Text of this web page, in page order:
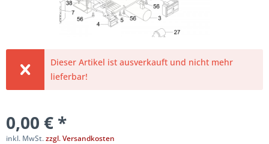
Dieser Artikel ist ausverkauft und nicht mehr
lieferbar!
0,00 € *
inkl. MwSt.zzgl. Versandkosten